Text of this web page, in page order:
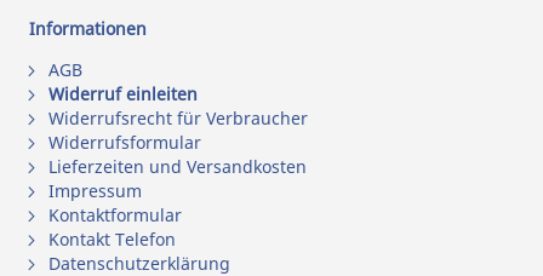
Informationen
AGB
Widerruf einleiten
Widerrufsrecht für Verbraucher
Widerrufsformular
Lieferzeiten und Versandkosten
Impressum
Kontaktformular
Kontakt Telefon
Datenschutzerklärung